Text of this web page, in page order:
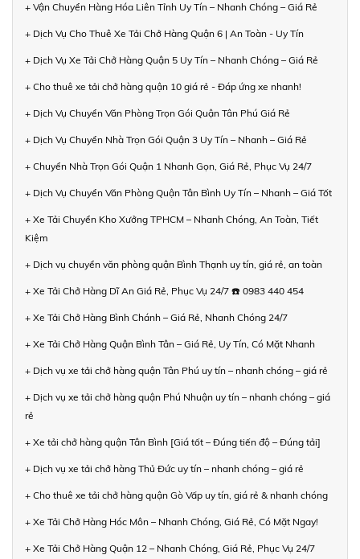
+ Vận Chuyển Hàng Hóa Liên Tỉnh Uy Tín – Nhanh Chóng – Giá Rẻ
+ Dịch Vụ Cho Thuê Xe Tải Chở Hàng Quận 6 | An Toàn - Uy Tín
+ Dịch Vụ Xe Tải Chở Hàng Quận 5 Uy Tín – Nhanh Chóng – Giá Rẻ
+ Cho thuê xe tải chở hàng quận 10 giá rẻ - Đáp ứng xe nhanh!
+ Dịch Vụ Chuyển Văn Phòng Trọn Gói Quận Tân Phú Giá Rẻ
+ Dịch Vụ Chuyển Nhà Trọn Gói Quận 3 Uy Tín – Nhanh – Giá Rẻ
+ Chuyển Nhà Trọn Gói Quận 1 Nhanh Gọn, Giá Rẻ, Phục Vụ 24/7
+ Dịch Vụ Chuyển Văn Phòng Quận Tân Bình Uy Tín – Nhanh – Giá Tốt
+ Xe Tải Chuyển Kho Xưởng TPHCM – Nhanh Chóng, An Toàn, Tiết
Kiệm
+ Dịch vụ chuyển văn phòng quận Bình Thạnh uy tín, giá rẻ, an toàn
+ Xe Tải Chở Hàng Dĩ An Giá Rẻ, Phục Vụ 24/7 ☎️ 0983 440 454
+ Xe Tải Chở Hàng Bình Chánh – Giá Rẻ, Nhanh Chóng 24/7
+ Xe Tải Chở Hàng Quận Bình Tân – Giá Rẻ, Uy Tín, Có Mặt Nhanh
+ Dịch vụ xe tải chở hàng quận Tân Phú uy tín – nhanh chóng – giá rẻ
+ Dịch vụ xe tải chở hàng quận Phú Nhuận uy tín – nhanh chóng – giá
rẻ
+ Xe tải chở hàng quận Tân Bình [Giá tốt – Đúng tiến độ – Đúng tải]
+ Dịch vụ xe tải chở hàng Thủ Đức uy tín – nhanh chóng – giá rẻ
+ Cho thuê xe tải chở hàng quận Gò Vấp uy tín, giá rẻ & nhanh chóng
+ Xe Tải Chở Hàng Hóc Môn – Nhanh Chóng, Giá Rẻ, Có Mặt Ngay!
+ Xe Tải Chở Hàng Quận 12 – Nhanh Chóng, Giá Rẻ, Phục Vụ 24/7